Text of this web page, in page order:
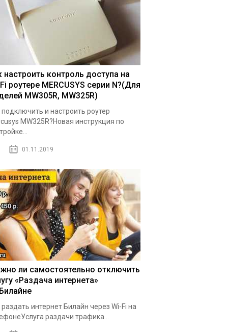
настроить контроль доступа на
роутере MERCUSYS серии N?(Для
MW305R, MW325R)
подключить и настроить роутер
MW325R?Новая инструкция по
01.11.2019
ли самостоятельно отключить
«Раздача интернета»
раздать интернет Билайн через Wi-Fi на
раздачи трафика...